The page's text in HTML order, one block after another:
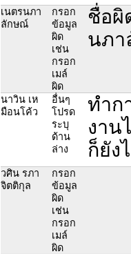
เนตรนภา
ลักษณ์
กรอก
ข้อมูล
ผิด
เช่น
กรอก
เมล์
ผิด
ชื่อผิ
นภา
นาวิน เห
มือนโค้ว
อื่นๆ
โปรด
ระบุ
ด้าน
ล่าง
ทำก
งาน
ก็ยัง
วศิน รภา
จิตติกุล
กรอก
ข้อมูล
ผิด
เช่น
กรอก
เมล์
ผิด